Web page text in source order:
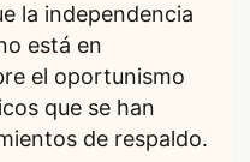
la independencia
está en
el oportunismo
que se han
de respaldo.